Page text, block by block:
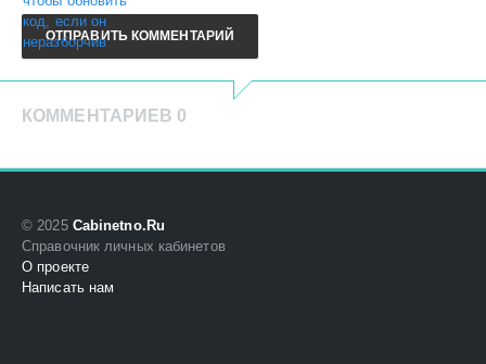
ОТПРАВИТЬ КОММЕНТАРИЙ
КОММЕНТАРИЕВ 0
© 2025 Cabinetno.Ru
Справочник личных кабинетов
О проекте
Написать нам